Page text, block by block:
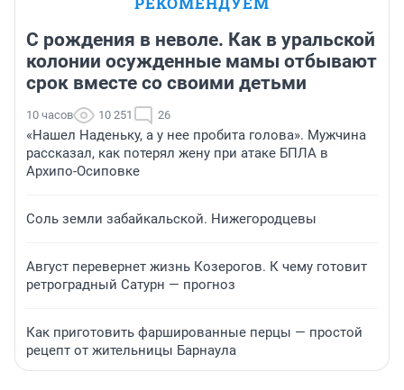
С рождения в неволе. Как в уральской
колонии осужденные мамы отбывают
срок вместе со своими детьми
10 часов 10 251 26
«Нашел Наденьку, а у нее пробита голова». Мужчина
рассказал, как потерял жену при атаке БПЛА в
Архипо-Осиповке
Соль земли забайкальской. Нижегородцевы
Август перевернет жизнь Козерогов. К чему готовит
ретроградный Сатурн — прогноз
Как приготовить фаршированные перцы — простой
рецепт от жительницы Барнаула